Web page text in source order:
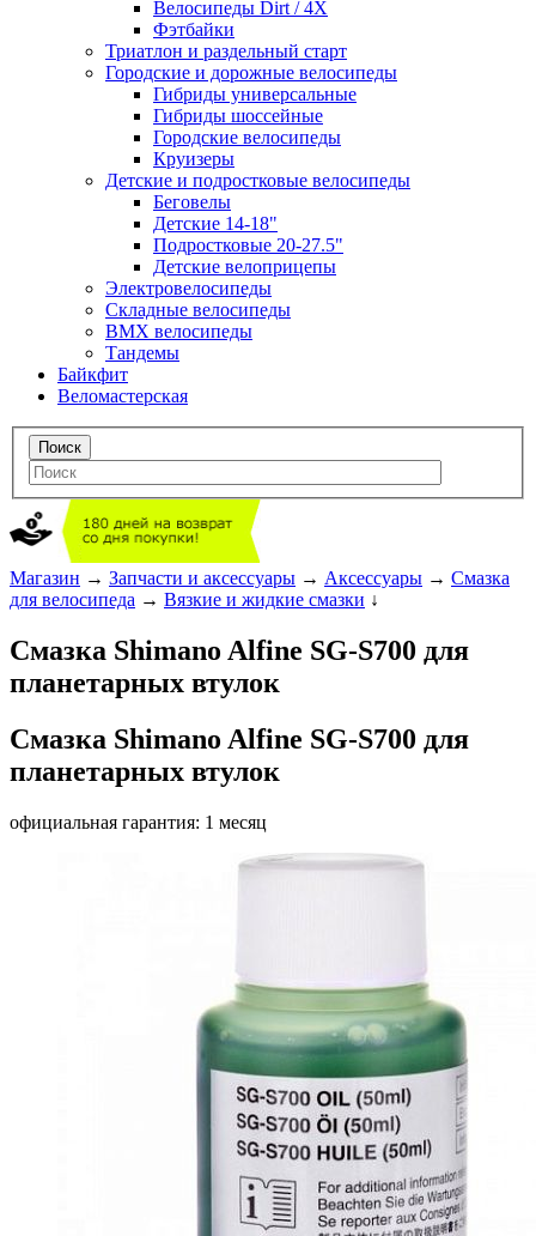
Велосипеды Dirt / 4X
Фэтбайки
Триатлон и раздельный старт
Городские и дорожные велосипеды
Гибриды универсальные
Гибриды шоссейные
Городские велосипеды
Круизеры
Детские и подростковые велосипеды
Беговелы
Детские 14-18"
Подростковые 20-27.5"
Детские велоприцепы
Электровелосипеды
Складные велосипеды
BMX велосипеды
Тандемы
Байкфит
Веломастерская
Магазин → Запчасти и аксессуары → Аксессуары → Смазка
для велосипеда → Вязкие и жидкие смазки ↓
Смазка Shimano Alfine SG-S700 для
планетарных втулок
Смазка Shimano Alfine SG-S700 для
планетарных втулок
официальная гарантия: 1 месяц